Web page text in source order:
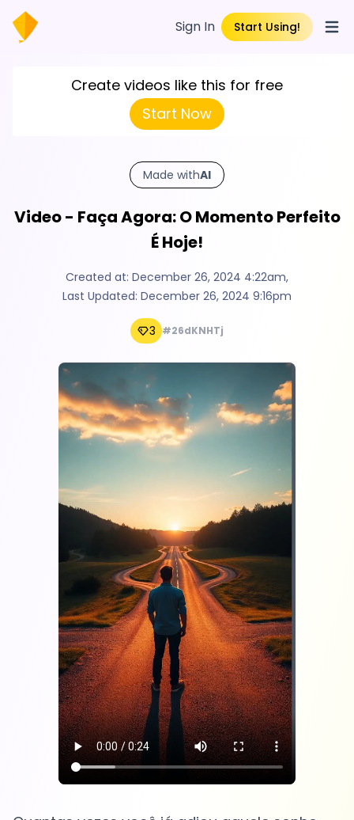
Sign In Start Using!
Create videos like this for free
Start Now
Made withAI
Video - Faça Agora: O Momento Perfeito
É Hoje!
Created at: December 26, 2024 4:22am,
Last Updated: December 26, 2024 9:16pm
3 #26dKNHTj